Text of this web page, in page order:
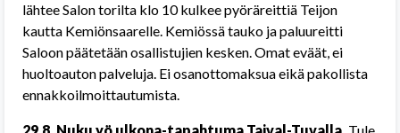
lähtee Salon torilta klo 10 kulkee pyöräreittiä Teijon
kautta Kemiönsaarelle. Kemiössä tauko ja paluureitti
Saloon päätetään osallistujien kesken. Omat eväät, ei
huoltoauton palveluja. Ei osanottomaksua eikä pakollista
ennakkoilmoittautumista.